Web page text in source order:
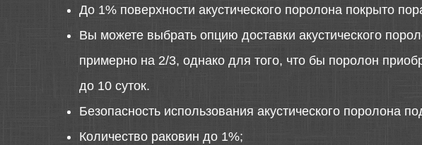
До 1% поверхности акустического поролона покрыто
Вы можете выбрать опцию доставки акустического
примерно на 2/3, однако для того, что бы поролон
до 10 суток.
Безопасность использования акустического поролона
Количество раковин до 1%;